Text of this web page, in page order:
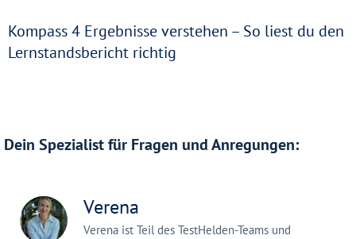
Kompass 4 Ergebnisse verstehen – So liest du den
Lernstandsbericht richtig
Dein Spezialist für Fragen und Anregungen:
Verena
Verena ist Teil des TestHelden-Teams und